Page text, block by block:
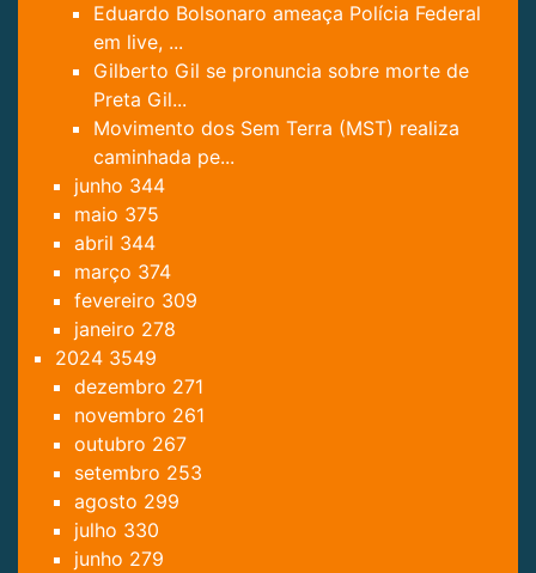
Eduardo Bolsonaro ameaça Polícia Federal
em live, ...
Gilberto Gil se pronuncia sobre morte de
Preta Gil...
Movimento dos Sem Terra (MST) realiza
caminhada pe...
junho 344
maio 375
abril 344
março 374
fevereiro 309
janeiro 278
2024 3549
dezembro 271
novembro 261
outubro 267
setembro 253
agosto 299
julho 330
junho 279